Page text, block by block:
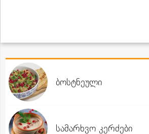
ბოსტნეული
სამარხვო კერძები